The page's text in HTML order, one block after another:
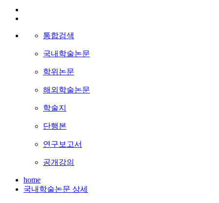
통합검색
국내학술논문
학위논문
해외학술논문
학술지
단행본
연구보고서
공개강의
home
국내학술논문 상세